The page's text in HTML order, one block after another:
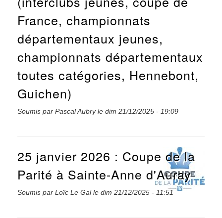
France, championnats
départementaux jeunes,
championnats départementaux
toutes catégories, Hennebont,
Guichen)
Soumis par Pascal Aubryle dim 21/12/2025 - 19:09
25 janvier 2026 : Coupe de la
Parité à Sainte-Anne d'Auray
Soumis par Loïc Le Galle dim 21/12/2025 - 11:51